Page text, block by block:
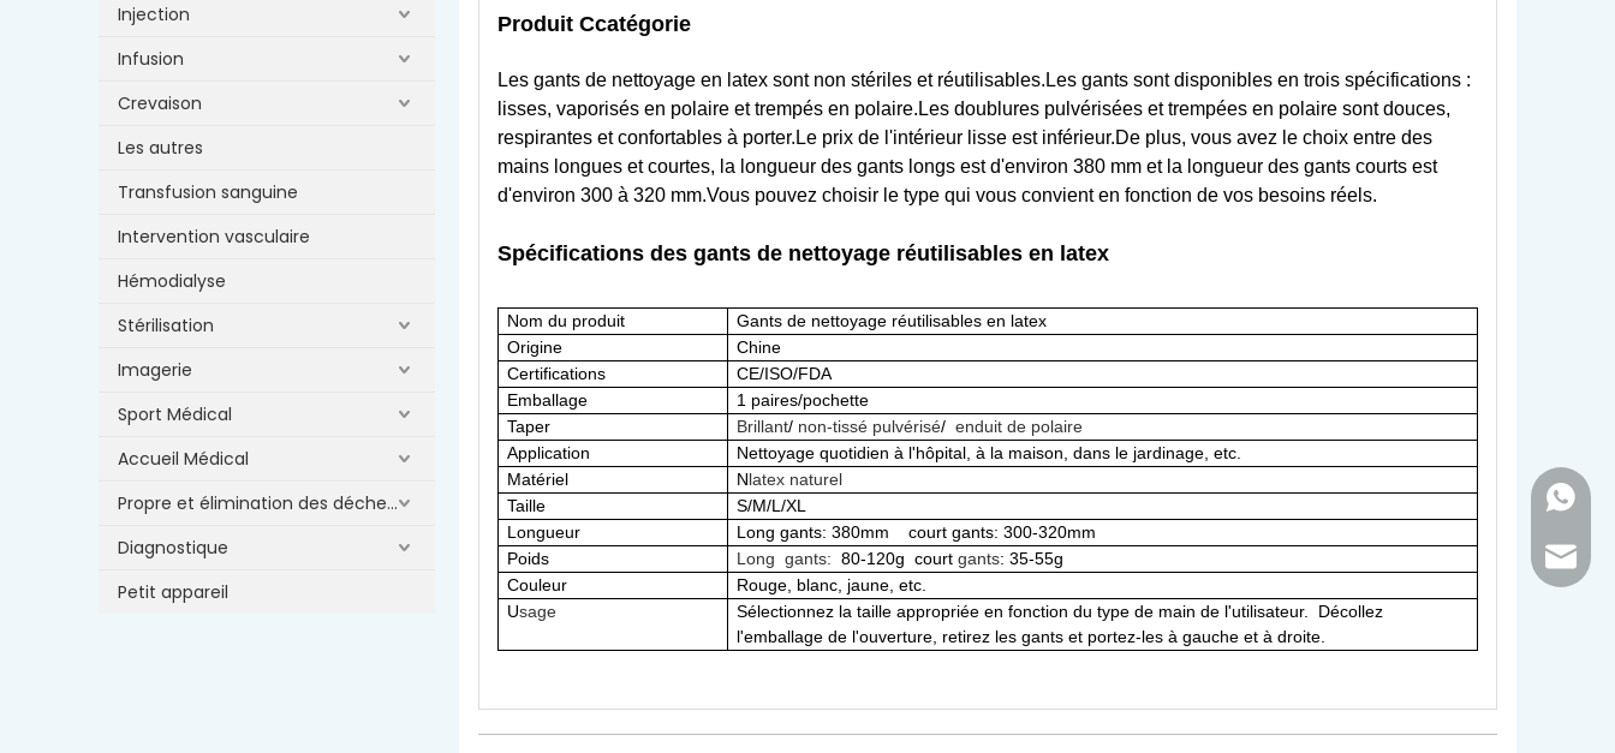
Injection
Infusion
Crevaison
Les autres
Transfusion sanguine
Intervention vasculaire
Hémodialyse
Stérilisation
Imagerie
Sport Médical
Accueil Médical
Propre et élimination des déchets
Diagnostique
Petit appareil
Produit Ccatégorie
Les gants de nettoyage en latex sont non stériles et réutilisables.Les gants sont disponibles en trois spécifications :
lisses, vaporisés en polaire et trempés en polaire.Les doublures pulvérisées et trempées en polaire sont douces,
respirantes et confortables à porter.Le prix de l'intérieur lisse est inférieur.De plus, vous avez le choix entre des
mains longues et courtes, la longueur des gants longs est d'environ 380 mm et la longueur des gants courts est
d'environ 300 à 320 mm.Vous pouvez choisir le type qui vous convient en fonction de vos besoins réels.
Spécifications des gants de nettoyage réutilisables en latex
Nom du produit
Gants de nettoyage réutilisables en latex
Origine
Chine
Certifications
CE/ISO/FDA
Emballage
1 paires/pochette
Taper
Brillant/ non-tissé pulvérisé/ enduit de polaire
Application
Nettoyage quotidien à l'hôpital, à la maison, dans le jardinage, etc.
Matériel
Nlatex naturel
Taille
S/M/L/XL
Longueur
Long gants: 380mm court gants: 300-320mm
Poids
Long gants: 80-120g court gants: 35-55g
Couleur
Rouge, blanc, jaune, etc.
Usage
Sélectionnez la taille appropriée en fonction du type de main de l'utilisateur. Décollez
l'emballage de l'ouverture, retirez les gants et portez-les à gauche et à droite.
+86 -